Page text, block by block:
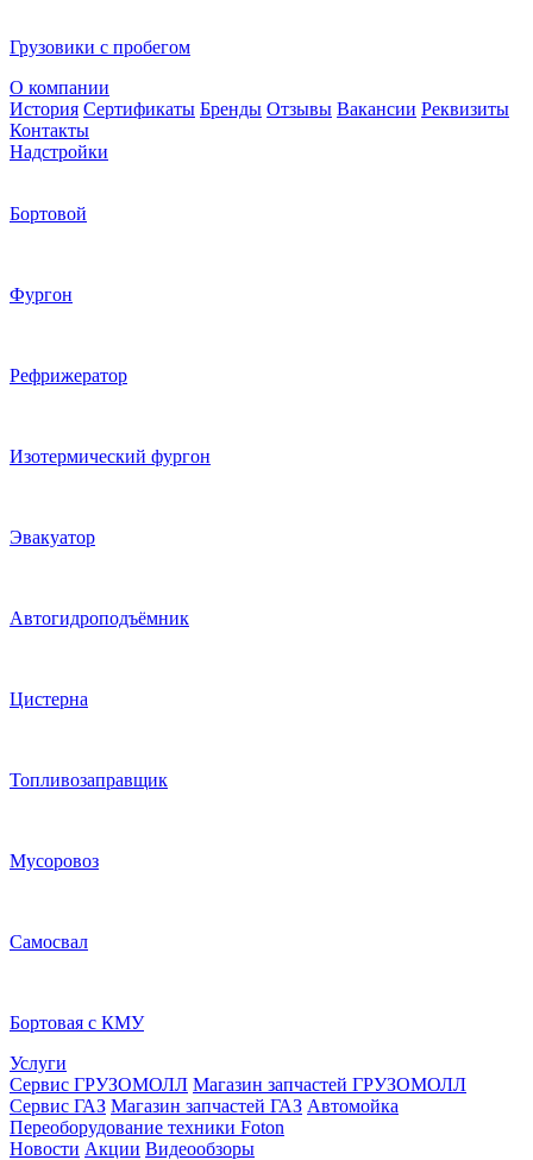
Грузовики с пробегом
О компании
История Сертификаты Бренды Отзывы Вакансии Реквизиты
Контакты
Надстройки
Бортовой
Фургон
Рефрижератор
Изотермический фургон
Эвакуатор
Автогидроподъёмник
Цистерна
Топливозаправщик
Мусоровоз
Самосвал
Бортовая с КМУ
Услуги
Сервис ГРУЗОМОЛЛ Магазин запчастей ГРУЗОМОЛЛ
Сервис ГАЗ Магазин запчастей ГАЗ Автомойка
Переоборудование техники Foton
Новости Акции Видеообзоры